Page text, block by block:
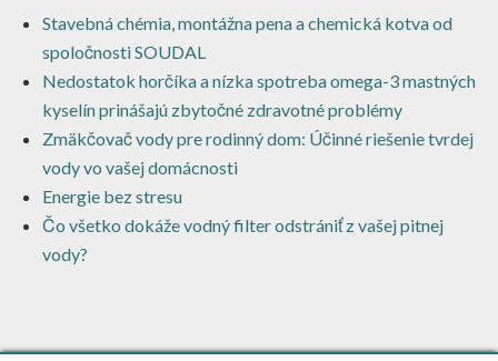
Stavebná chémia, montážna pena a chemická kotva od
spoločnosti SOUDAL
Nedostatok horčíka a nízka spotreba omega-3 mastných
kyselín prinášajú zbytočné zdravotné problémy
Zmäkčovač vody pre rodinný dom: Účinné riešenie tvrdej
vody vo vašej domácnosti
Energie bez stresu
Čo všetko dokáže vodný filter odstrániť z vašej pitnej
vody?